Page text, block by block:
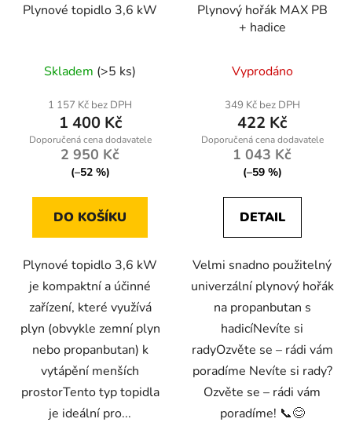
Plynové topidlo 3,6 kW
hodnocení
produktu
je
2,5
z
hvězdiček.
Skladem (>5 ks)
1 157 Kč bez DPH
1 400 Kč
2 950 Kč
(–52 %)
DO KOŠÍKU
Plynové topidlo 3,6 kW
je kompaktní a účinné
zařízení, které využívá
plyn (obvykle zemní plyn
nebo propanbutan) k
vytápění menších
prostorTento typ topidla
je ideální pro...
Plynový hořák MAX PB
+ hadice
hodnocení
produktu
je
3,7
z
Vyprodáno
349 Kč bez DPH
422 Kč
1 043 Kč
(–59 %)
DETAIL
Velmi snadno použitelný
univerzální plynový hořák
na propanbutan s
hadicíNevíte si
radyOzvěte se – rádi vám
poradíme Nevíte si rady?
Ozvěte se – rádi vám
poradíme! 📞😊